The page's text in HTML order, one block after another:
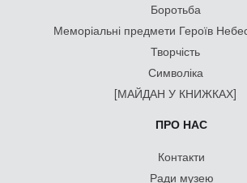
Боротьба
Меморіальні предмети Героїв
Творчість
Символіка
[МАЙДАН У КНИЖКАХ]
ПРО НАС
Контакти
Ради музею